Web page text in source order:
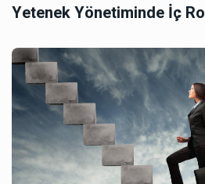
Yetenek Yönetiminde İç